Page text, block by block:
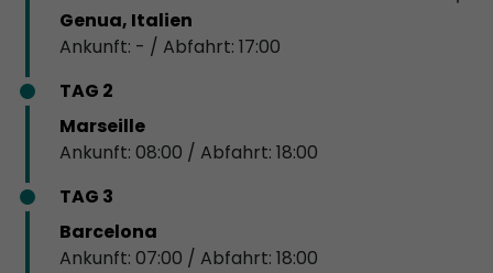
Genua, Italien
Ankunft: - / Abfahrt: 17:00
TAG 2
Marseille
Ankunft: 08:00 / Abfahrt: 18:00
TAG 3
Barcelona
Ankunft: 07:00 / Abfahrt: 18:00